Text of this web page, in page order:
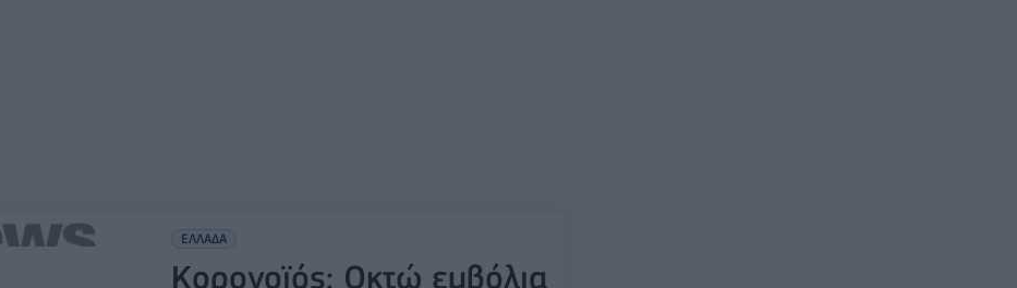
ΕΛΛΑΔΑ
Κορoνοϊός: Οκτώ εμβόλια